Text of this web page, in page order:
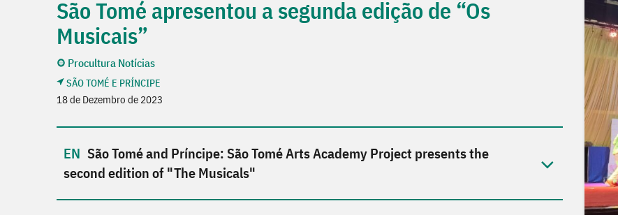
São Tomé apresentou a segunda edição de “Os
Musicais”
Procultura Notícias
SÃO TOMÉ E PRÍNCIPE
18 de Dezembro de 2023
São Tomé and Príncipe: São Tomé Arts Academy Project presents the
second edition of "The Musicals"